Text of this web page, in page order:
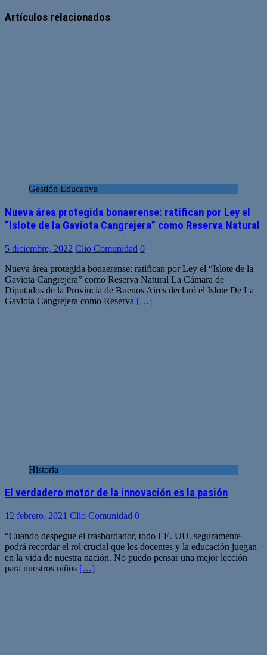
web
Artículos relacionados
Gestión Educativa
Nueva área protegida bonaerense: ratifican por Ley el
“Islote de la Gaviota Cangrejera” como Reserva Natural
5 diciembre, 2022 Clio Comunidad 0
Nueva área protegida bonaerense: ratifican por Ley el “Islote de la
Gaviota Cangrejera” como Reserva Natural La Cámara de
Diputados de la Provincia de Buenos Aires declaró el Islote De La
Gaviota Cangrejera como Reserva […]
Historia
El verdadero motor de la innovación es la pasión
12 febrero, 2021 Clio Comunidad 0
“Cuando despegue el trasbordador, todo EE. UU. seguramente
podrá recordar el rol crucial que los docentes y la educación juegan
en la vida de nuestra nación. No puedo pensar una mejor lección
para nuestros niños […]